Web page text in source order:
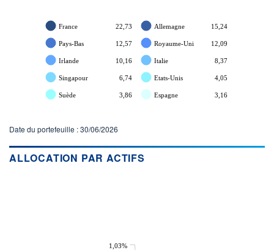
France 22,73 Allemagne 15,24
Pays-Bas 12,57 Royaume-Uni 12,09
Irlande 10,16 Italie 8,37
Singapour 6,74 Etats-Unis 4,05
Suède 3,86 Espagne 3,16
Date du portefeuille : 30/06/2026
ALLOCATION PAR ACTIFS
1,03%